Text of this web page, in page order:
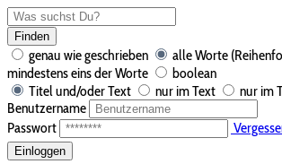
Finden
genau wie geschrieben
alle Worte
mindestens eins der Worte
boolean
Titel und/oder Text
nur im Text
nur im
Benutzername
Passwort
Einloggen